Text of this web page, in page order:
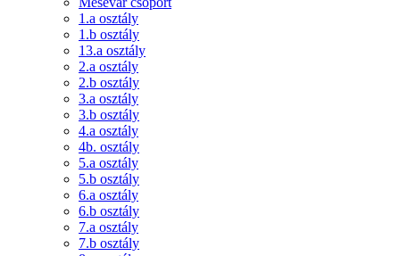
1.a osztály
1.b osztály
13.a osztály
2.a osztály
2.b osztály
3.a osztály
3.b osztály
4.a osztály
4b. osztály
5.a osztály
5.b osztály
6.a osztály
6.b osztály
7.a osztály
7.b osztály